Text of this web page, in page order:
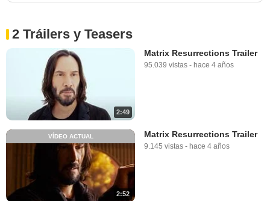
2 Tráilers y Teasers
2:49
Matrix Resurrections Trailer
95.039 vistas - hace 4 años
2:52
VÍDEO ACTUAL Matrix Resurrections Trailer
9.145 vistas - hace 4 años